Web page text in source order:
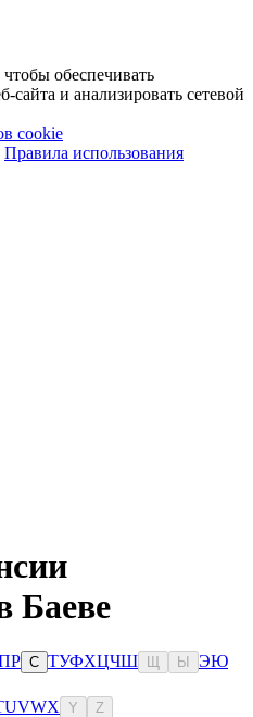
обеспечивать
и анализировать сетевой
cookie
Правила использования
Баеве
Р С ТУФХЦЧШ Ы ЭЮ
UVWX Y Z